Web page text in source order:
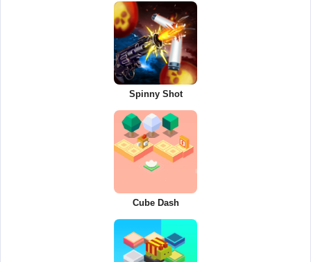
Spinny Shot
Cube Dash